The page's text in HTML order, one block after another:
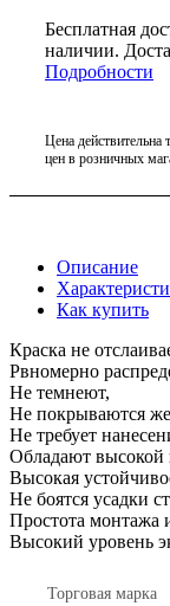
Бесплатная
наличии.
Подробности
Цена действительна
цен в розничных
Описание
Как купить
Краска не
Рвномерно
Не темнеют,
Не покрываются
Не требует
Обладают высокой
Высокая
Не боятся усадки
Простота монтажа
Высокий уровень
Торговая марка